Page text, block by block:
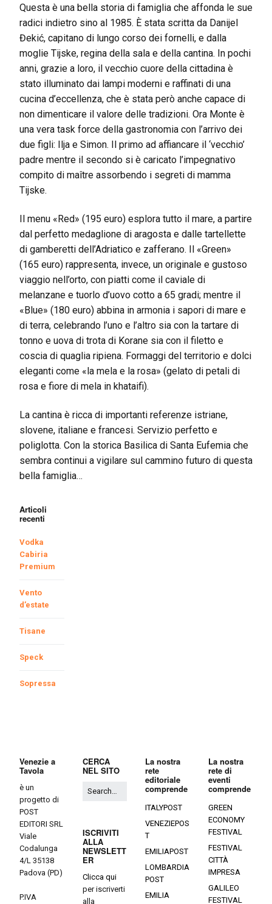
Questa è una bella storia di famiglia che affonda le sue
radici indietro sino al 1985. È stata scritta da Danijel
Đekić, capitano di lungo corso dei fornelli, e dalla
moglie Tijske, regina della sala e della cantina. In pochi
anni, grazie a loro, il vecchio cuore della cittadina è
stato illuminato dai lampi moderni e raffinati di una
cucina d’eccellenza, che è stata però anche capace di
non dimenticare il valore delle tradizioni. Ora Monte è
una vera task force della gastronomia con l’arrivo dei
due figli: Ilja e Simon. Il primo ad affiancare il ‘vecchio’
padre mentre il secondo si è caricato l’impegnativo
compito di maître assorbendo i segreti di mamma
Tijske.
Il menu «Red» (195 euro) esplora tutto il mare, a partire
dal perfetto medaglione di aragosta e dalle tartellette
di gamberetti dell’Adriatico e zafferano. Il «Green»
(165 euro) rappresenta, invece, un originale e gustoso
viaggio nell’orto, con piatti come il caviale di
melanzane e tuorlo d’uovo cotto a 65 gradi; mentre il
«Blue» (180 euro) abbina in armonia i sapori di mare e
di terra, celebrando l’uno e l’altro sia con la tartare di
tonno e uova di trota di Korane sia con il filetto e
coscia di quaglia ripiena. Formaggi del territorio e dolci
eleganti come «la mela e la rosa» (gelato di petali di
rosa e fiore di mela in khataifi).
La cantina è ricca di importanti referenze istriane,
slovene, italiane e francesi. Servizio perfetto e
poliglotta. Con la storica Basilica di Santa Eufemia che
sembra continui a vigilare sul cammino futuro di questa
bella famiglia…
Articoli
recenti
Vodka
Cabiria
Premium
Vento
d’estate
Tisane
Speck
Sopressa
Venezie a
Tavola
è un
progetto di
POST
EDITORI SRL
Viale
Codalunga
4/L 35138
Padova (PD)
P.IVA
CERCA
NEL SITO
ISCRIVITI
ALLA
NEWSLETT
ER
Clicca qui
per iscriverti
alla
La nostra
rete
editoriale
comprende
ITALYPOST
VENEZIEPOS
T
EMILIAPOST
LOMBARDIA
POST
EMILIA
La nostra
rete di
eventi
comprende
GREEN
ECONOMY
FESTIVAL
FESTIVAL
CITTÀ
IMPRESA
GALILEO
FESTIVAL